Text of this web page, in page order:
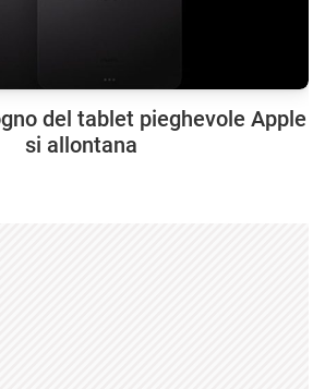
del tablet pieghevole Apple
si allontana